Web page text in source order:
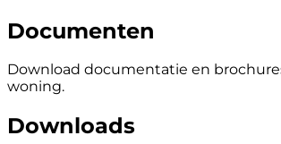
Documenten
Download documentatie en
woning.
Downloads